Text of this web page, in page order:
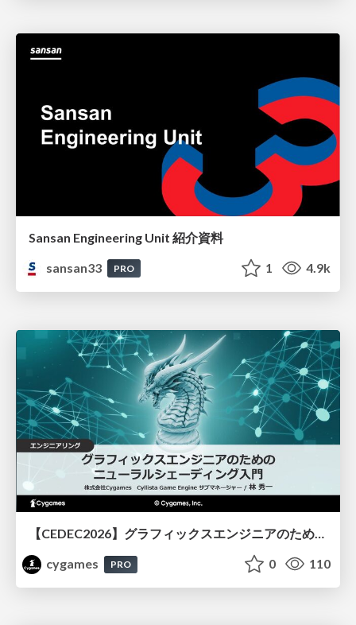
Sansan Engineering Unit 紹介資料
sansan33
PRO 1 4.9k
【CEDEC2026】グラフィックスエンジニアのためのニューラルシェーディング入門
cygames
PRO 0 110